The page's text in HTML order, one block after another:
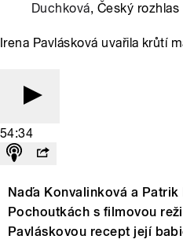
Duchková, Český rozhlas
Irena Pavlásková uvařila krůtí
54:34
Naďa Konvalinková a Patrik
Pochoutkách s filmovou
Pavláskovou recept její